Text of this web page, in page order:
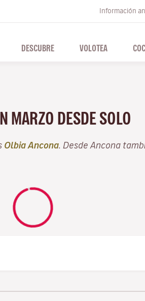
Información
DESCUBRE VOLOTEA
MARZO DESDE SOLO
Olbia Ancona . Desde Ancona